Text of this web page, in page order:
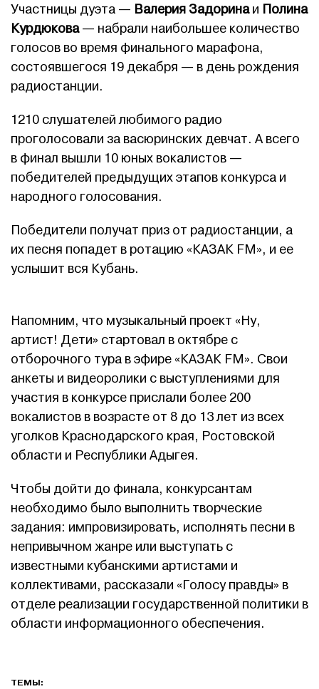
Участницы дуэта — Валерия Задоринаи Полина
Курдюкова— набрали наибольшее количество
голосов во время финального марафона,
состоявшегося 19 декабря — в день рождения
радиостанции.
1210 слушателей любимого радио
проголосовали за васюринских девчат. А всего
в финал вышли 10 юных вокалистов —
победителей предыдущих этапов конкурса и
народного голосования.
Победители получат приз от радиостанции, а
их песня попадет в ротацию «КАЗАК FM», и ее
услышит вся Кубань.
Напомним, что музыкальный проект «Ну,
артист! Дети» стартовал в октябре с
отборочного тура в эфире «КАЗАК FM». Свои
анкеты и видеоролики с выступлениями для
участия в конкурсе прислали более 200
вокалистов в возрасте от 8 до 13 лет из всех
уголков Краснодарского края, Ростовской
области и Республики Адыгея.
Чтобы дойти до финала, конкурсантам
необходимо было выполнить творческие
задания: импровизировать, исполнять песни в
непривычном жанре или выступать с
известными кубанскими артистами и
коллективами, рассказали «Голосу правды» в
отделе реализации государственной политики в
области информационного обеспечения.
ТЕМЫ: